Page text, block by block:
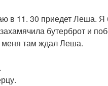
в 11. 30 приедет Леша. Я
бутерброт и
там ждал Леша.